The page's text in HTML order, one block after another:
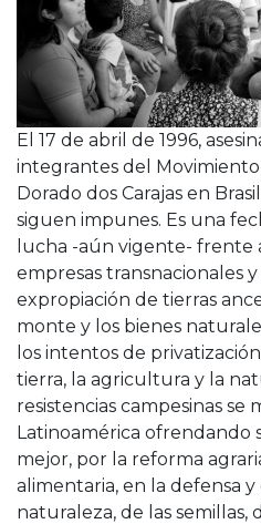
El 17 de abril de 1996,
integrantes del Movimiento
Dorado dos Carajas en
siguen impunes. Es una
lucha -aún vigente- frente
empresas transnacionales
expropiación de tierras
monte y los bienes
los intentos de
tierra, la agricultura y la
resistencias campesinas se
Latinoamérica ofrendando
mejor, por la reforma
alimentaria, en la defensa
naturaleza, de las semillas,